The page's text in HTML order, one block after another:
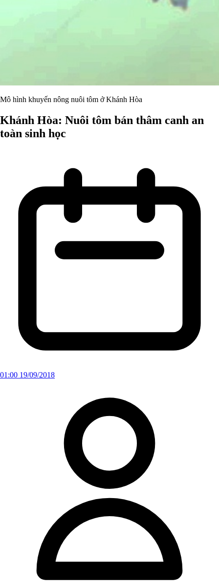
Mô hình khuyến nông nuôi tôm ở Khánh Hòa
Khánh Hòa: Nuôi tôm bán thâm canh an
toàn sinh học
01:00 19/09/2018